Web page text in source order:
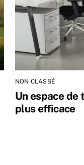
NON CLASSÉ
Un espace de
plus efficace